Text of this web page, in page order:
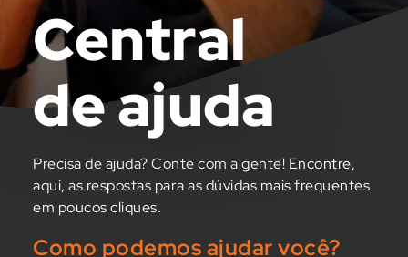
Central
de ajuda
Precisa de ajuda? Conte com a gente! Encontre,
aqui, as respostas para as dúvidas mais frequentes
em poucos cliques.
Como podemos ajudar você?